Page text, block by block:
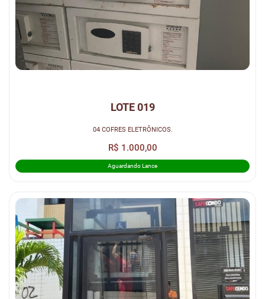
LOTE 019
04 COFRES ELETRÔNICOS.
R$ 1.000,00
Aguardando Lance